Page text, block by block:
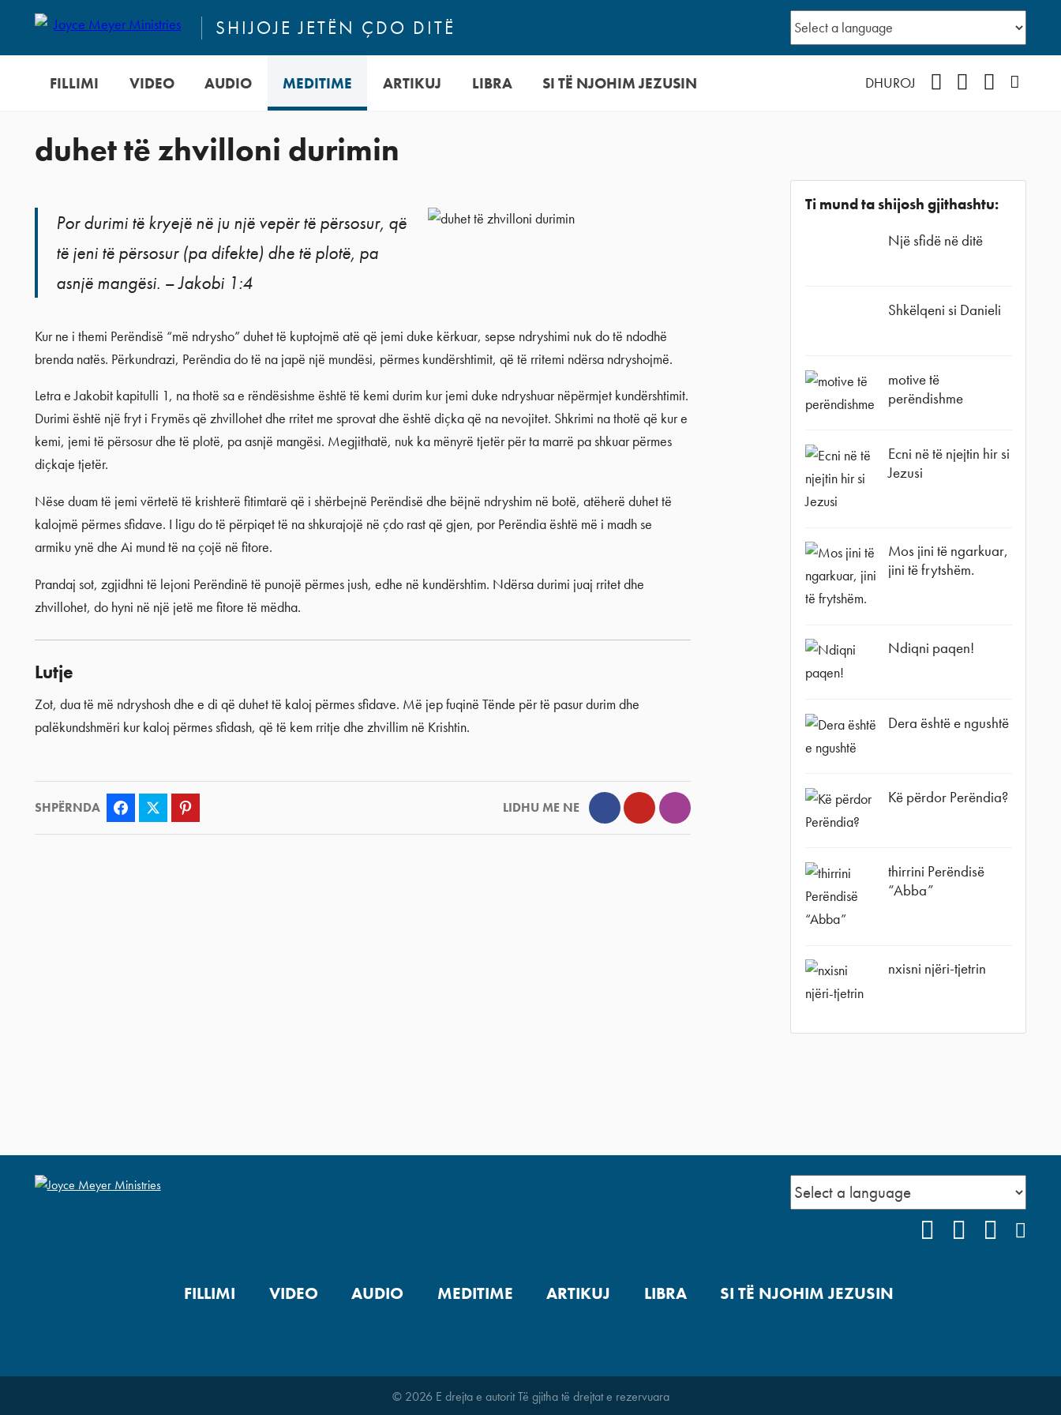
SHIJOJE JETËN ÇDO DITË
FILLIMI VIDEO AUDIO MEDITIME ARTIKUJ LIBRA SI TË NJOHIM JEZUSIN DHUROJ YouTubeInstagram
duhet të zhvilloni durimin
Por durimi të kryejë në ju një vepër të përsosur, që
të jeni të përsosur (pa difekte) dhe të plotë, pa
asnjë mangësi. – Jakobi 1:4
Kur ne i themi Perëndisë “më ndrysho” duhet të kuptojmë atë që jemi duke kërkuar, sepse ndryshimi nuk do të ndodhë
brenda natës. Përkundrazi, Perëndia do të na japë një mundësi, përmes kundërshtimit, që të rritemi ndërsa ndryshojmë.
Letra e Jakobit kapitulli 1, na thotë sa e rëndësishme është të kemi durim kur jemi duke ndryshuar nëpërmjet kundërshtimit.
Durimi është një fryt i Frymës që zhvillohet dhe rritet me sprovat dhe është diçka që na nevojitet. Shkrimi na thotë që kur e
kemi, jemi të përsosur dhe të plotë, pa asnjë mangësi. Megjithatë, nuk ka mënyrë tjetër për ta marrë pa shkuar përmes
diçkaje tjetër.
Nëse duam të jemi vërtetë të krishterë fitimtarë që i shërbejnë Perëndisë dhe bëjnë ndryshim në botë, atëherë duhet të
kalojmë përmes sfidave. I ligu do të përpiqet të na shkurajojë në çdo rast që gjen, por Perëndia është më i madh se
armiku ynë dhe Ai mund të na çojë në fitore.
Prandaj sot, zgjidhni të lejoni Perëndinë të punojë përmes jush, edhe në kundërshtim. Ndërsa durimi juaj rritet dhe
zhvillohet, do hyni në një jetë me fitore të mëdha.
Lutje
Zot, dua të më ndryshosh dhe e di që duhet të kaloj përmes sfidave. Më jep fuqinë Tënde për të pasur durim dhe
palëkundshmëri kur kaloj përmes sfidash, që të kem rritje dhe zhvillim në Krishtin.
SHPËRNDA Facebook Twitter LIDHU ME NE FacebookYouTubeInstagram
Ti mund ta shijosh gjithashtu:
Një sfidë në ditë
Shkëlqeni si Danieli
motive të
perëndishme
Ecni në të njejtin hir si
Jezusi
Mos jini të ngarkuar,
jini të frytshëm.
Ndiqni paqen!
Dera është e ngushtë
Kë përdor Perëndia?
thirrini Perëndisë
“Abba”
nxisni njëri-tjetrin
FACEBOOK
YOUTUBE
FILLIMI VIDEO AUDIO MEDITIME ARTIKUJ LIBRA SI TË NJOHIM JEZUSIN
© 2026 E drejta e autorit Të gjitha të drejtat e rezervuara